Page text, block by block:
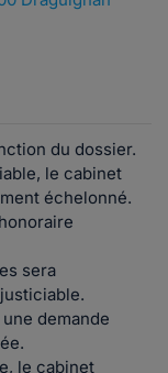
du dossier.
le cabinet
échelonné.
sera
demande
le cabinet